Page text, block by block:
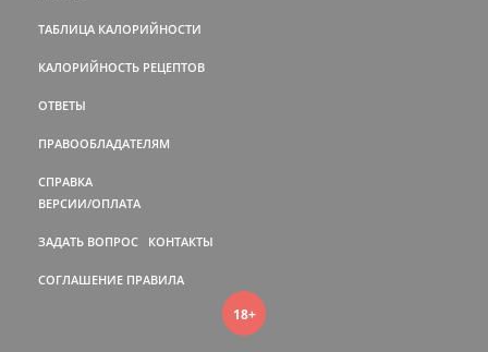
ТАБЛИЦА КАЛОРИЙНОСТИ
КАЛОРИЙНОСТЬ РЕЦЕПТОВ
ОТВЕТЫ
ПРАВООБЛАДАТЕЛЯМ
СПРАВКА
ВЕРСИИ/ОПЛАТА
ЗАДАТЬ ВОПРОС КОНТАКТЫ
СОГЛАШЕНИЕ ПРАВИЛА
18+